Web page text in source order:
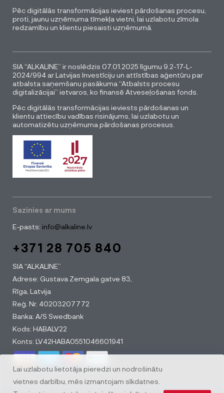
Lai uzlabotu lietotāja pieredzi un nodrošinātu
vietnes darbību, mēs izmantojam sīkdatnes.
Pēc digitālās transformācijas ieviest pārdošanas procesu,
proti, jaunu uzņēmuma tīmekļa vietni, lai uzlabotu zīmola
redzamību un klientu piesaisti uzņēmumā.
SIA “ALKALINE” ir noslēdzis 07.01.2025 līgumu 9.2-17-L-
2024/994 ar Latvijas Investīciju un attīstības aģentūru par
atbalsta saņemšanu pasākuma “Atbalsts procesu
digitalizācijai” ietvaros, ko finansē Atveseļošanas fonds.
Pēc digitālās transformācijas ieviests pārdošanas un
klientu attiecību vadības risinājums, lai uzlabotu un
automatizētu uzņēmuma pārdošanas procesus.
Sazinies ar mums
E-pasts: info@alkaline.lv
+371 28 705 840
SIA “ALKALINE”
Adrese: Gustava Zemgala gatve 83,
Rīga, Latvija
Reģ. Nr. 40203207772
Banka: A/S Swedbank
Kods: HABALV22
Konts: LV42HABA0551046601941